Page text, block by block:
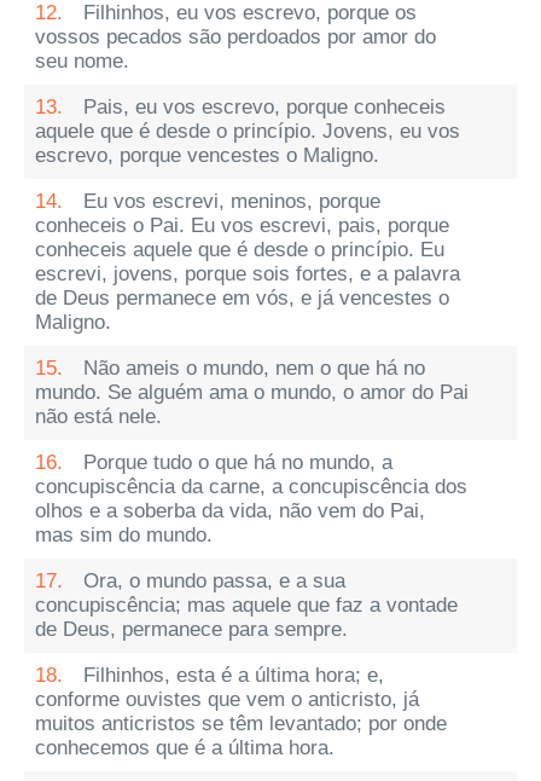
12.
Filhinhos, eu vos escrevo, porque os
vossos pecados são perdoados por amor do
seu nome.
13.
Pais, eu vos escrevo, porque conheceis
aquele que é desde o princípio. Jovens, eu vos
escrevo, porque vencestes o Maligno.
14.
Eu vos escrevi, meninos, porque
conheceis o Pai. Eu vos escrevi, pais, porque
conheceis aquele que é desde o princípio. Eu
escrevi, jovens, porque sois fortes, e a palavra
de Deus permanece em vós, e já vencestes o
Maligno.
15.
Não ameis o mundo, nem o que há no
mundo. Se alguém ama o mundo, o amor do Pai
não está nele.
16.
Porque tudo o que há no mundo, a
concupiscência da carne, a concupiscência dos
olhos e a soberba da vida, não vem do Pai,
mas sim do mundo.
17.
Ora, o mundo passa, e a sua
concupiscência; mas aquele que faz a vontade
de Deus, permanece para sempre.
18.
Filhinhos, esta é a última hora; e,
conforme ouvistes que vem o anticristo, já
muitos anticristos se têm levantado; por onde
conhecemos que é a última hora.